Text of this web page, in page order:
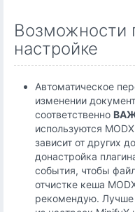
Возможности
настройке
Автоматическое
изменении
соответственно
используются
зависит от других
донастройка
события, чтобы
отчистке кеша
рекомендую. Лучше